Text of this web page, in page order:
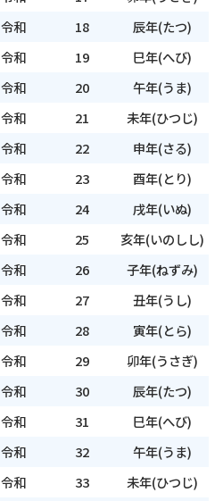
令和 18 辰年(たつ)
令和 19 巳年(へび)
令和 20 午年(うま)
令和 21 未年(ひつじ)
令和 22 申年(さる)
令和 23 酉年(とり)
令和 24 戌年(いぬ)
令和 25 亥年(いのしし)
令和 26 子年(ねずみ)
令和 27 丑年(うし)
令和 28 寅年(とら)
令和 29 卯年(うさぎ)
令和 30 辰年(たつ)
令和 31 巳年(へび)
令和 32 午年(うま)
令和 33 未年(ひつじ)